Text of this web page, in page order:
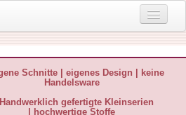
Kundeninformationen
Schnitte | eigenes Design | keine
Handelsware
gefertigte Kleinserien
| hochwertige Stoffe